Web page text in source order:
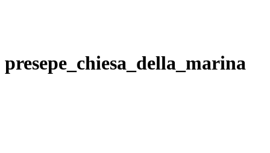
presepe_chiesa_della_marina